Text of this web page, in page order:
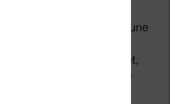
nécessaire d’avoir fait une
iOS 12, d’avoir la
de l’application Kobo et,
une voiture compatible